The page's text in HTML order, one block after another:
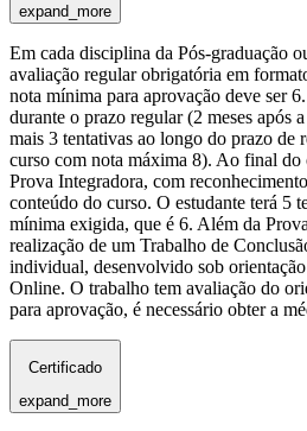
expand_more
Em cada disciplina da Pós-graduação
avaliação regular obrigatória em
nota mínima para aprovação deve ser
durante o prazo regular (2 meses após
mais 3 tentativas ao longo do prazo de
curso com nota máxima 8). Ao final do
Prova Integradora, com
conteúdo do curso. O estudante terá 5
mínima exigida, que é 6. Além da
realização de um Trabalho de
individual, desenvolvido sob
Online. O trabalho tem avaliação do
para aprovação, é necessário obter a
Certificado
expand_more